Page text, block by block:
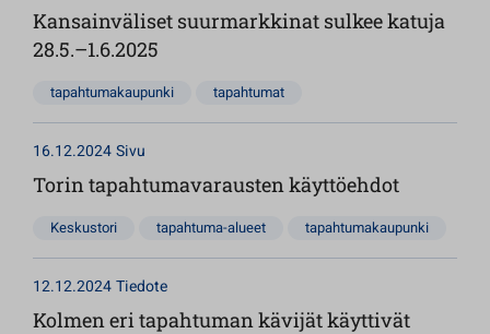
Kansainväliset suurmarkkinat sulkee katuja
28.5.–1.6.2025
tapahtumakaupunki tapahtumat
16.12.2024Sivu
Torin tapahtumavarausten käyttöehdot
Keskustori tapahtuma-alueet tapahtumakaupunki
12.12.2024Tiedote
Kolmen eri tapahtuman kävijät käyttivät